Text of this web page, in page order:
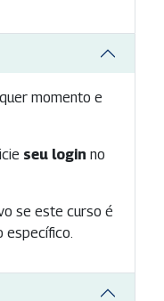
momento e
seu login no
se este curso é